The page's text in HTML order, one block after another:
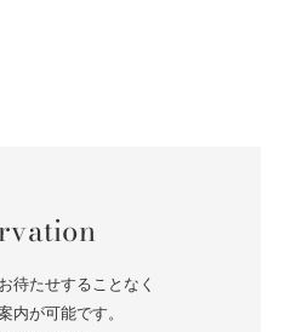
待たせすることなく
内が可能です。